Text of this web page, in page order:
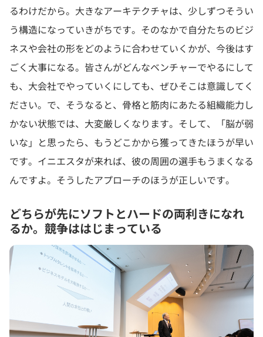
るわけだから。大きなアーキテクチャは、少しずつそうい
う構造になっていきがちです。そのなかで自分たちのビジ
ネスや会社の形をどのように合わせていくかが、今後はす
ごく大事になる。皆さんがどんなベンチャーでやるにして
も、大会社でやっていくにしても、ぜひそこは意識してく
ださい。で、そうなると、骨格と筋肉にあたる組織能力し
かない状態では、大変厳しくなります。そして、「脳が弱
いな」と思ったら、もうどこかから獲ってきたほうが早い
です。イニエスタが来れば、彼の周囲の選手もうまくなる
んですよ。そうしたアプローチのほうが正しいです。
どちらが先にソフトとハードの両利きになれ
るか。競争ははじまっている